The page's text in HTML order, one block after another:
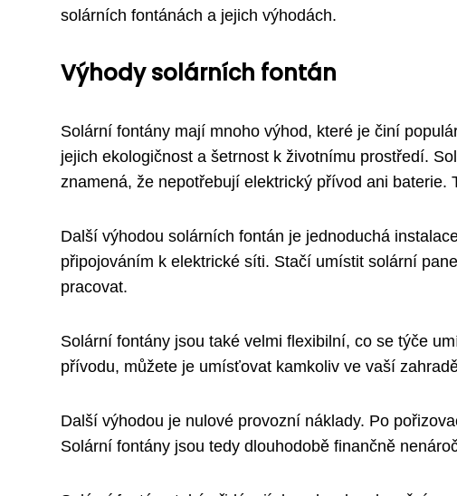
solárních fontánách a jejich výhodách.
Výhody solárních fontán
Solární fontány mají mnoho výhod, které je činí
jejich ekologičnost a šetrnost k životnímu prostředí.
znamená, že nepotřebují elektrický přívod ani
Další výhodou solárních fontán je jednoduchá
připojováním k elektrické síti. Stačí umístit solární
pracovat.
Solární fontány jsou také velmi flexibilní, co se týče
přívodu, můžete je umísťovat kamkoliv ve vaší
Další výhodou je nulové provozní náklady. Po
Solární fontány jsou tedy dlouhodobě finančně